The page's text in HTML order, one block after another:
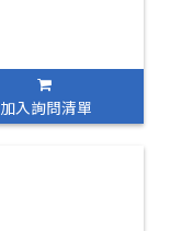
加入詢問清單